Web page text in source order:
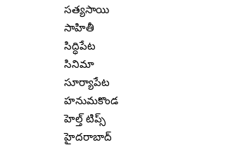
సత్యసాయి
సాహితీ
సిద్ధిపేట
సినిమా
సూర్యాపేట
హనుమకొండ
హెల్త్ టిప్స్
హైదరాబాద్